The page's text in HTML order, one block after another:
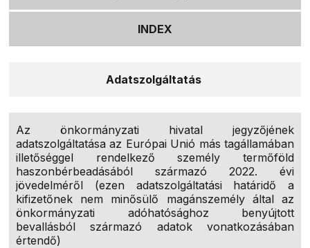
INDEX
Adatszolgáltatás
Az önkormányzati hivatal jegyzőjének
adatszolgáltatása az Európai Unió más tagállamában
illetőséggel rendelkező személy termőföld
haszonbérbeadásából származó 2022. évi
jövedelméről (ezen adatszolgáltatási határidő a
kifizetőnek nem minősülő magánszemély által az
önkormányzati adóhatósághoz benyújtott
bevallásból származó adatok vonatkozásában
értendő)